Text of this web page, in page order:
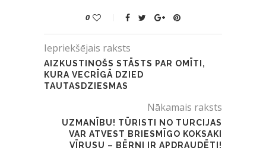
0
Iepriekšējais raksts
AIZKUSTINOŠS STĀSTS PAR OMĪTI,
KURA VECRĪGĀ DZIED
TAUTASDZIESMAS
Nākamais raksts
UZMANĪBU! TŪRISTI NO TURCIJAS
VAR ATVEST BRIESMĪGO KOKSAKI
VĪRUSU – BĒRNI IR APDRAUDĒTI!